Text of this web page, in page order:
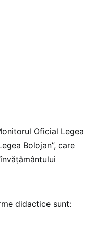
Oficial Legea
Bolojan”, care
didactice sunt: